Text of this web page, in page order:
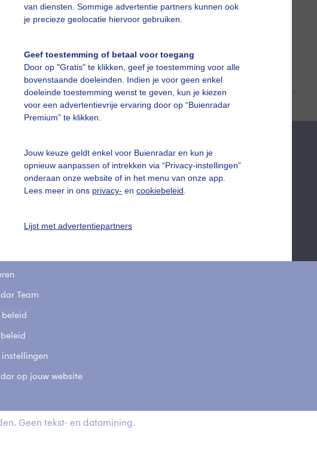
van diensten. Sommige advertentie partners kunnen ook
je precieze geolocatie hiervoor gebruiken.
Geef toestemming of betaal voor toegang
Door op "Gratis" te klikken, geef je toestemming voor alle
bovenstaande doeleinden. Indien je voor geen enkel
doeleinde toestemming wenst te geven, kun je kiezen
voor een advertentievrije ervaring door op “Buienradar
Premium” te klikken.
Jouw keuze geldt enkel voor Buienradar en kun je
opnieuw aanpassen of intrekken via “Privacy-instellingen”
onderaan onze website of in het menu van onze app.
Lees meer in ons privacy- en cookiebeleid
Lijst met advertentiepartners
slideshow
Een moment geduld aub...
vragen
Team
beleid
instellingen
op jouw website
Mijn weer
Geen tekst- en datamining.